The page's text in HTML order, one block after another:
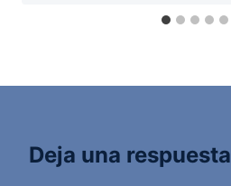
Deja una respuesta